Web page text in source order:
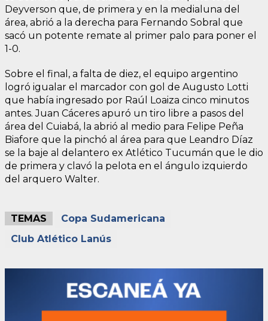
Deyverson que, de primera y en la medialuna del
área, abrió a la derecha para Fernando Sobral que
sacó un potente remate al primer palo para poner el
1-0.
Sobre el final, a falta de diez, el equipo argentino
logró igualar el marcador con gol de Augusto Lotti
que había ingresado por Raúl Loaiza cinco minutos
antes. Juan Cáceres apuró un tiro libre a pasos del
área del Cuiabá, la abrió al medio para Felipe Peña
Biafore que la pinchó al área para que Leandro Díaz
se la baje al delantero ex Atlético Tucumán que le dio
de primera y clavó la pelota en el ángulo izquierdo
del arquero Walter.
TEMAS
Copa Sudamericana
Club Atlético Lanús